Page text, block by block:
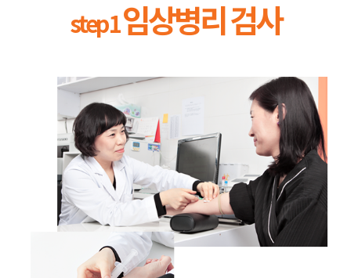
step 1임상병리 검사